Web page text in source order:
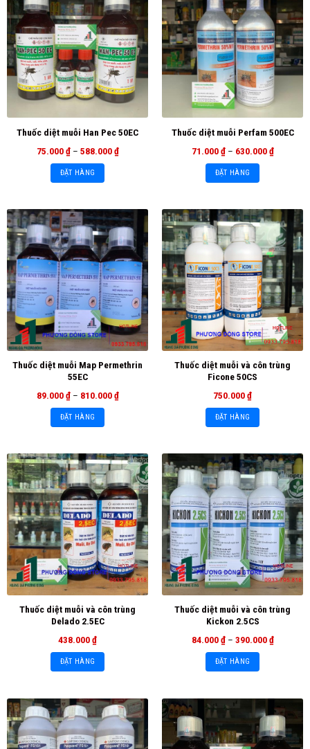
Thuốc diệt muỗi Han Pec 50EC
75.000₫ – 588.000₫
ĐẶT HÀNG
Thuốc diệt muỗi Perfam 500EC
71.000₫ – 630.000₫
ĐẶT HÀNG
Thuốc diệt muỗi Map Permethrin
55EC
89.000₫ – 810.000₫
ĐẶT HÀNG
Thuốc diệt muỗi và côn trùng
Ficone 50CS
750.000₫
ĐẶT HÀNG
Thuốc diệt muỗi và côn trùng
Delado 2.5EC
438.000₫
ĐẶT HÀNG
Thuốc diệt muỗi và côn trùng
Kickon 2.5CS
84.000₫ – 390.000₫
ĐẶT HÀNG